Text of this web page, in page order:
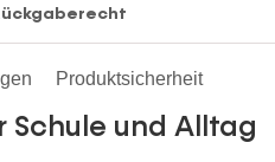
Produktsicherheit
Schule und Alltag